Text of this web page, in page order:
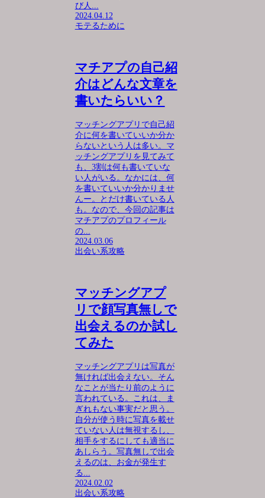
び人...
2024.04.12
モテるために
マチアプの自己紹
介はどんな文章を
書いたらいい？
マッチングアプリで自己紹
介に何を書いていいか分か
らないという人は多い。マ
ッチングアプリを見てみて
も、3割は何も書いていな
い人がいる。なかには、何
を書いていいか分かりませ
んー。とだけ書いている人
も。なので、今回の記事は
マチアプのプロフィール
の...
2024.03.06
出会い系攻略
マッチングアプ
リで顔写真無しで
出会えるのか試し
てみた
マッチングアプリは写真が
無ければ出会えない。そん
なことが当たり前のように
言われている。これは、ま
ぎれもない事実だと思う。
自分が使う時に写真を載せ
ていない人は無視するし、
相手をするにしても適当に
あしらう。写真無しで出会
えるのは、お金が発生す
る...
2024.02.02
出会い系攻略